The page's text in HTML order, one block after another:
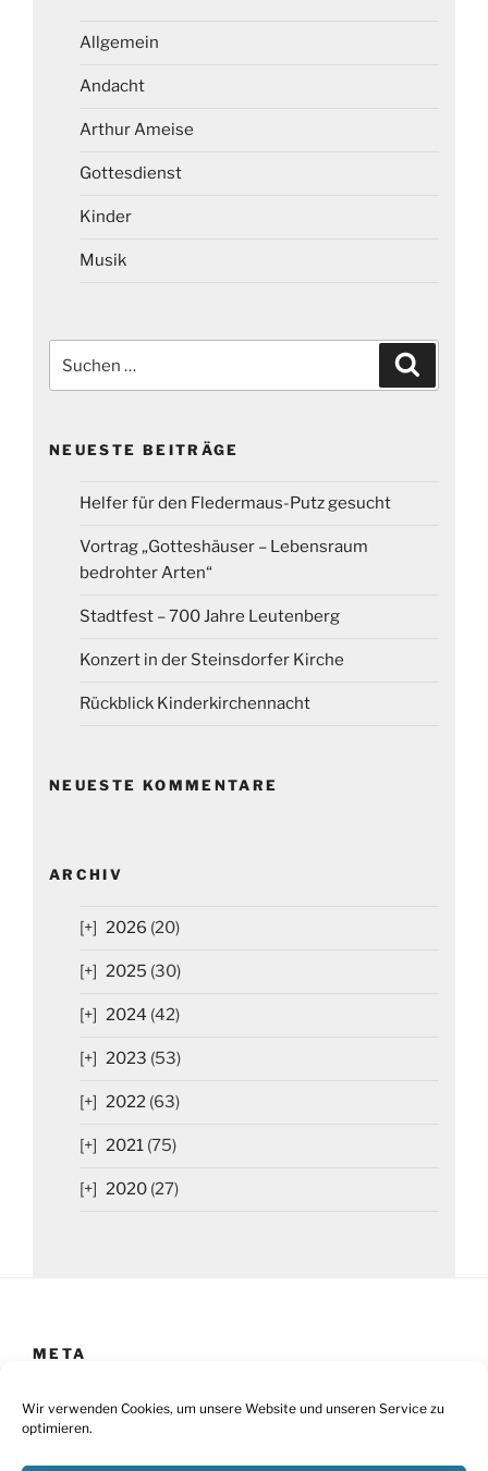
Wir verwenden Cookies, um unsere Website und unseren Service zu
optimieren.
Allgemein
Andacht
Arthur Ameise
Gottesdienst
Kinder
Musik
nach:
NEUESTE BEITRÄGE
Helfer für den Fledermaus-Putz gesucht
Vortrag „Gotteshäuser – Lebensraum
bedrohter Arten“
Stadtfest – 700 Jahre Leutenberg
Konzert in der Steinsdorfer Kirche
Rückblick Kinderkirchennacht
NEUESTE KOMMENTARE
ARCHIV
2026 (20)
2025 (30)
2024 (42)
2023 (53)
2022 (63)
2021 (75)
2020 (27)
META
Impressum